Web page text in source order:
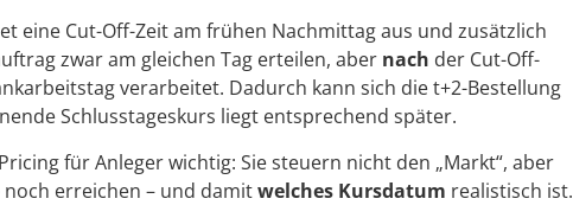
eine Cut-Off-Zeit am frühen Nachmittag aus und zusätzlich
zwar am gleichen Tag erteilen, aber nach der Cut-Off-
verarbeitet. Dadurch kann sich die t+2-Bestellung
Schlusstageskurs liegt entsprechend später.
für Anleger wichtig: Sie steuern nicht den „Markt“, aber
noch erreichen – und damitwelches Kursdatum realistisch ist.